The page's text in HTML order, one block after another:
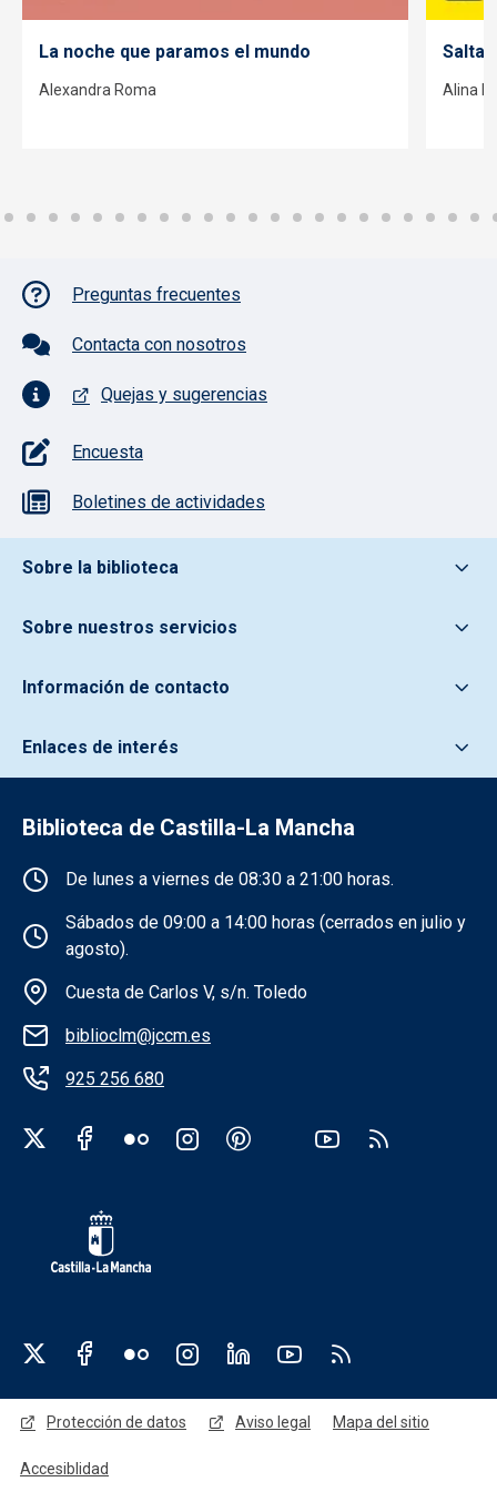
La noche que paramos el mundo
Alexandra Roma Alina
Pie de página con iconos
Preguntas frecuentes
Contacta con nosotros
Quejas y sugerencias
Encuesta
Boletines de actividades
Pie de pagina información
Sobre la biblioteca
Sobre nuestros servicios
Información de contacto
Enlaces de interés
Biblioteca de Castilla-La Mancha
Información de la institución
De lunes a viernes de 08:30 a 21:00 horas.
Sábados de 09:00 a 14:00 horas (cerrados en julio y
agosto).
Cuesta de Carlos V, s/n. Toledo
biblioclm@jccm.es
925 256 680
Redes sociales institución
Redes sociales JCCM
Menú legal
Protección de datos Aviso legal Mapa del sitio
Accesiblidad